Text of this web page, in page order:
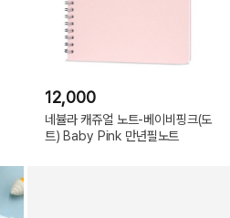
12,000
네뷸라 캐쥬얼 노트-베이비핑크(도
트) Baby Pink 만년필노트